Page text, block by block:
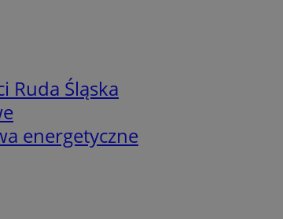
Ruda Śląska
energetyczne